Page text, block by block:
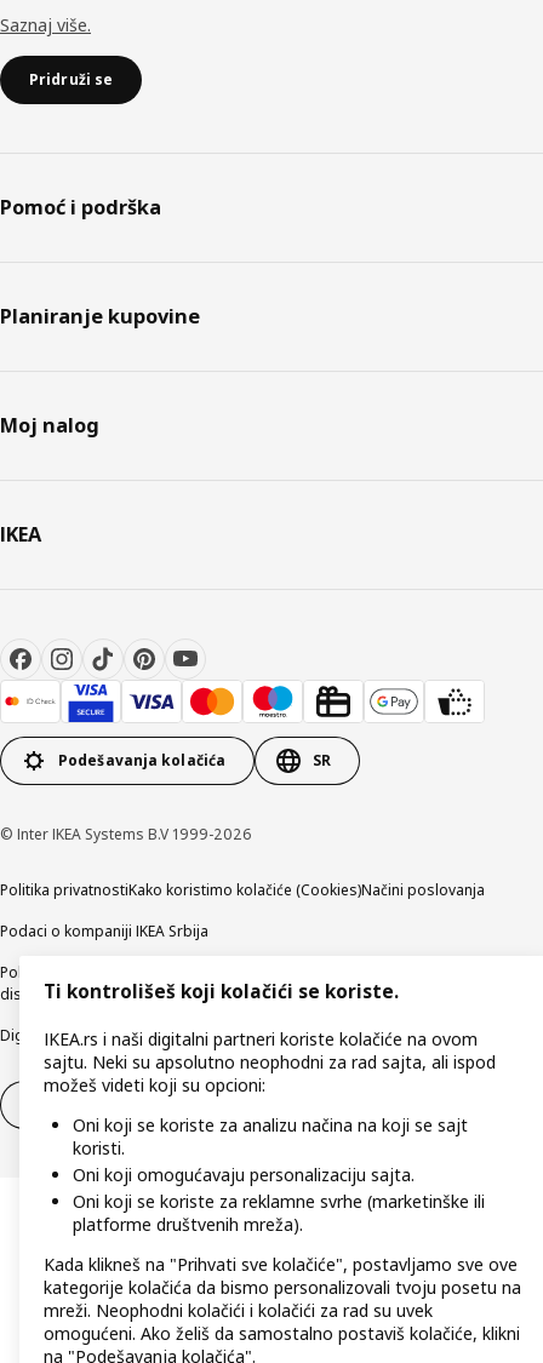
Saznaj više.
Pridruži se
Pomoć i podrška
Planiranje kupovine
Moj nalog
IKEA
Podešavanja kolačića SR
© Inter IKEA Systems B.V 1999-2026
Politika privatnostiKako koristimo kolačiće (Cookies)Načini poslovanja
Podaci o kompaniji IKEA Srbija
Politika etičnog otkrivanja bezbednosnih nedostataka (responsible
disclosure)
Digitalna pristupačnost
Ti kontrolišeš koji kolačići se koriste.
IKEA.rs i naši digitalni partneri koriste kolačiće na ovom
sajtu. Neki su apsolutno neophodni za rad sajta, ali ispod
možeš videti koji su opcioni:
Oni koji se koriste za analizu načina na koji se sajt
koristi.
Oni koji omogućavaju personalizaciju sajta.
Oni koji se koriste za reklamne svrhe (marketinške ili
platforme društvenih mreža).
Kada klikneš na "Prihvati sve kolačiće", postavljamo sve ove
kategorije kolačića da bismo personalizovali tvoju posetu na
mreži. Neophodni kolačići i kolačići za rad su uvek
omogućeni. Ako želiš da samostalno postaviš kolačiće, klikni
na "Podešavanja kolačića".